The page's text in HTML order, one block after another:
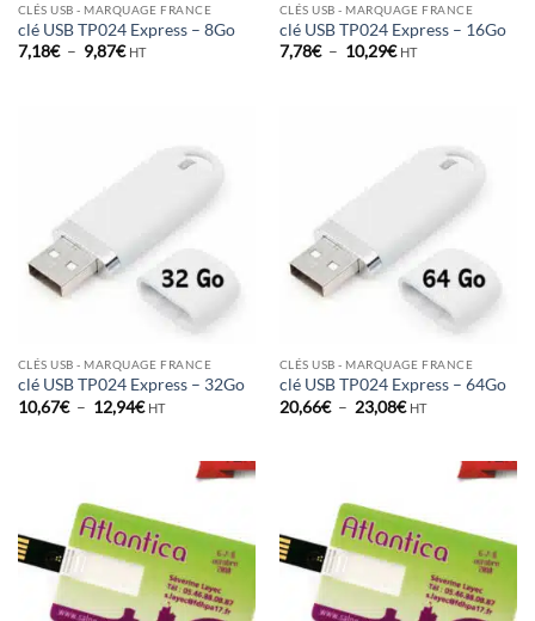
CLÉS USB - MARQUAGE FRANCE
clé USB TP024 Express – 8Go
7,18€ – 9,87€Plage
HT
CLÉS USB - MARQUAGE FRANCE
clé USB TP024 Express – 16Go
7,78€ – 10,29€Plage
HT
CLÉS USB - MARQUAGE FRANCE
clé USB TP024 Express – 32Go
10,67€ – 12,94€Plage
HT
CLÉS USB - MARQUAGE FRANCE
clé USB TP024 Express – 64Go
20,66€ – 23,08€Plage
HT